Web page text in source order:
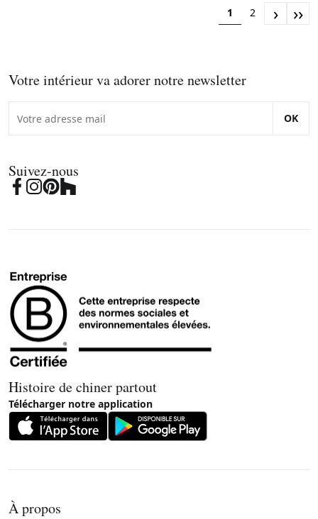
1 2 › ››
Votre intérieur va adorer notre newsletter
OK
Suivez-nous
Histoire de chiner partout
Télécharger notre application
À propos